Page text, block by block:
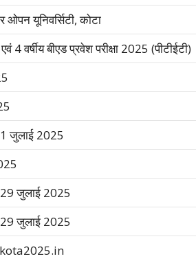
ओपन यूनिवर्सिटी, कोटा
एवं 4 वर्षीय बीएड प्रवेश परीक्षा 2025 (पीटीईटी)
जुलाई 2025
जुलाई 2025
जुलाई 2025